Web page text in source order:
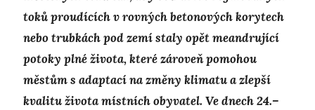
toků proudících v rovných betonových korytech
nebo trubkách pod zemí staly opět meandrující
potoky plné života, které zároveň pomohou
městům s adaptací na změny klimatu a zlepší
kvalitu života místních obyvatel. Ve dnech 24.–